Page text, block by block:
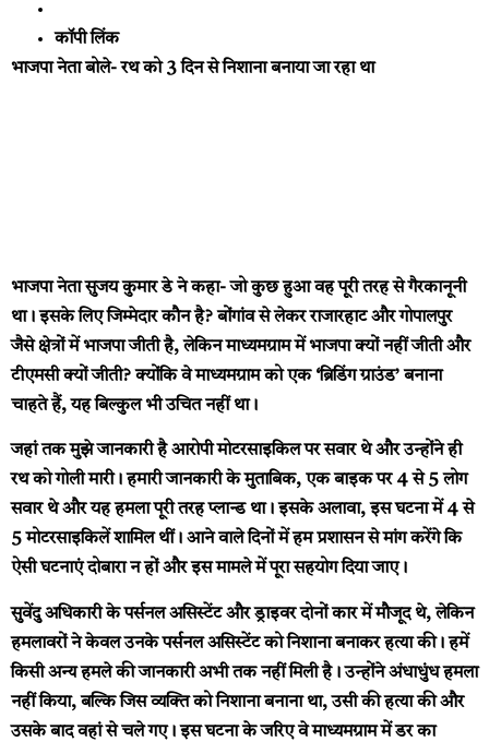
कॉपी लिंक
भाजपा नेता बोले- रथ को 3 दिन से निशाना बनाया जा रहा था
भाजपा नेता सुजय कुमार डे ने कहा- जो कुछ हुआ वह पूरी तरह से गैरकानूनी
था। इसके लिए जिम्मेदार कौन है? बोंगांव से लेकर राजारहाट और गोपालपुर
जैसे क्षेत्रों में भाजपा जीती है, लेकिन माध्यमग्राम में भाजपा क्यों नहीं जीती और
टीएमसी क्यों जीती? क्योंकि वे माध्यमग्राम को एक ‘ब्रिडिंग ग्राउंड’ बनाना
चाहते हैं, यह बिल्कुल भी उचित नहीं था।
जहां तक मुझे जानकारी है आरोपी मोटरसाइकिल पर सवार थे और उन्होंने ही
रथ को गोली मारी। हमारी जानकारी के मुताबिक, एक बाइक पर 4 से 5 लोग
सवार थे और यह हमला पूरी तरह प्लान्ड था। इसके अलावा, इस घटना में 4 से
5 मोटरसाइकिलें शामिल थीं। आने वाले दिनों में हम प्रशासन से मांग करेंगे कि
ऐसी घटनाएं दोबारा न हों और इस मामले में पूरा सहयोग दिया जाए।
सुवेंदु अधिकारी के पर्सनल असिस्टेंट और ड्राइवर दोनों कार में मौजूद थे, लेकिन
हमलावरों ने केवल उनके पर्सनल असिस्टेंट को निशाना बनाकर हत्या की। हमें
किसी अन्य हमले की जानकारी अभी तक नहीं मिली है। उन्होंने अंधाधुंध हमला
नहीं किया, बल्कि जिस व्यक्ति को निशाना बनाना था, उसी की हत्या की और
उसके बाद वहां से चले गए। इस घटना के जरिए वे माध्यमग्राम में डर का